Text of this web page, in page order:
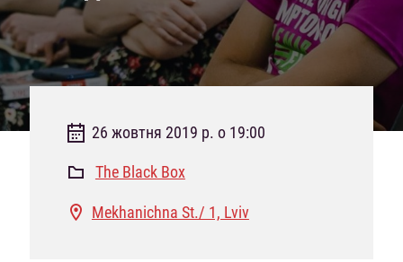
26 жовтня 2019 р. о 19:00
The Black Box
Mekhanichna St./ 1, Lviv